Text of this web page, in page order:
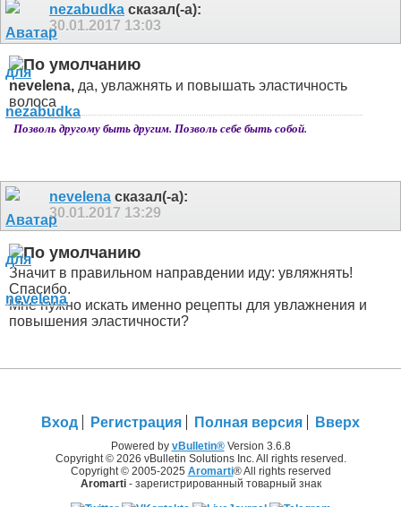
nezabudka сказал(-а):
30.01.2017 13:03
nevelena, да, увлажнять и повышать эластичность
волоса
Позволь другому быть другим. Позволь себе быть собой.
nevelena сказал(-а):
30.01.2017 13:29
Значит в правильном направдении иду: увляжнять!
Спасибо.
Мне нужно искать именно рецепты для увлажнения и
повышения эластичности?
Вход Регистрация Полная версия Вверх
Powered by vBulletin®Version 3.6.8
Copyright © 2026 vBulletin Solutions Inc. All rights reserved.
Copyright © 2005-2025 Aromarti® All rights reserved
Aromarti- зарегистрированный товарный знак